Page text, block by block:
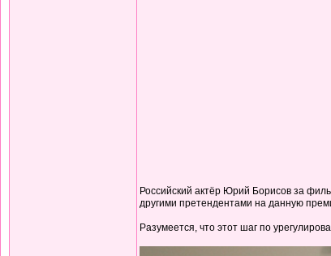
Российский актёр Юрий Борисов за
другими претендентами на данную
Разумеется, что этот шаг по